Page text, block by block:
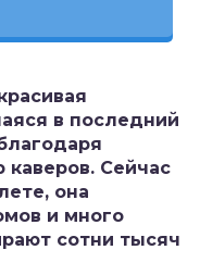
в последний
Сейчас
она
и много
сотни тысяч